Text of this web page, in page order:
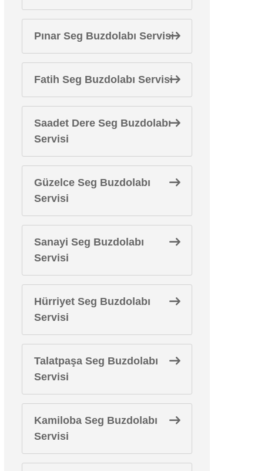
Pınar Seg Buzdolabı Servisi
Fatih Seg Buzdolabı Servisi
Saadet Dere Seg Buzdolabı
Servisi
Güzelce Seg Buzdolabı
Servisi
Sanayi Seg Buzdolabı
Servisi
Hürriyet Seg Buzdolabı
Servisi
Talatpaşa Seg Buzdolabı
Servisi
Kamiloba Seg Buzdolabı
Servisi